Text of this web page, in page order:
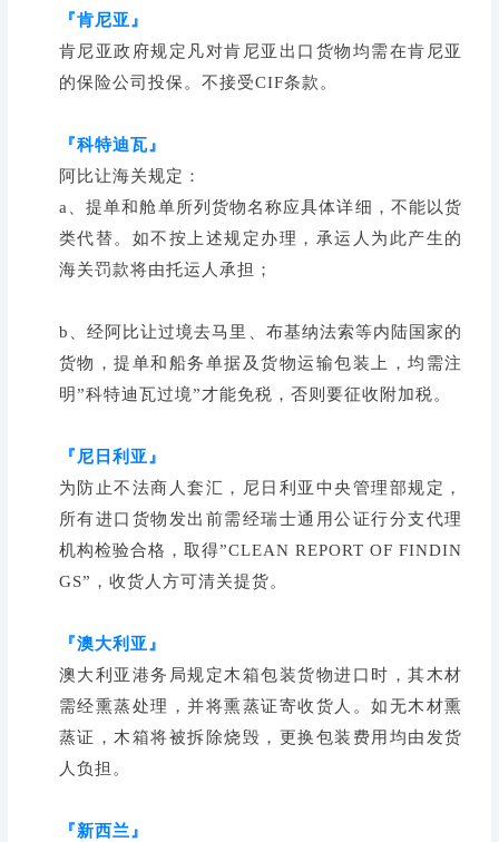
『肯尼亚』
肯尼亚政府规定凡对肯尼亚出口货物均需在肯尼亚
的保险公司投保。不接受CIF条款。
『科特迪瓦』
阿比让海关规定：
a、提单和舱单所列货物名称应具体详细，不能以货
类代替。如不按上述规定办理，承运人为此产生的
海关罚款将由托运人承担；
b、经阿比让过境去马里、布基纳法索等内陆国家的
货物，提单和船务单据及货物运输包装上，均需注
明”科特迪瓦过境”才能免税，否则要征收附加税。
『尼日利亚』
为防止不法商人套汇，尼日利亚中央管理部规定，
所有进口货物发出前需经瑞士通用公证行分支代理
机构检验合格，取得”CLEAN REPORT OF FINDIN
GS”，收货人方可清关提货。
『澳大利亚』
澳大利亚港务局规定木箱包装货物进口时，其木材
需经熏蒸处理，并将熏蒸证寄收货人。如无木材熏
蒸证，木箱将被拆除烧毁，更换包装费用均由发货
人负担。
『新西兰』